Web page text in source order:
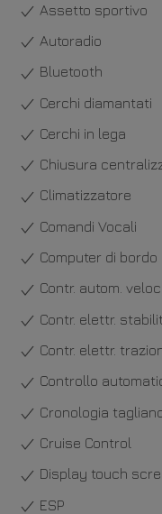
Assetto sportivo
Autoradio
Bluetooth
Cerchi diamantati
Cerchi in lega
Chiusura
Climatizzatore
Comandi Vocali
Computer di bordo
Contr. autom.
Contr. elettr.
Contr. elettr.
Controllo
Cronologia
Cruise Control
Display touch
ESP